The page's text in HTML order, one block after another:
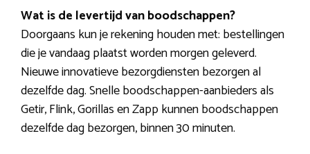
Wat is de levertijd van boodschappen?
Doorgaans kun je rekening houden met: bestellingen
die je vandaag plaatst worden morgen geleverd.
Nieuwe innovatieve bezorgdiensten bezorgen al
dezelfde dag. Snelle boodschappen-aanbieders als
Getir, Flink, Gorillas en Zapp kunnen boodschappen
dezelfde dag bezorgen, binnen 30 minuten.